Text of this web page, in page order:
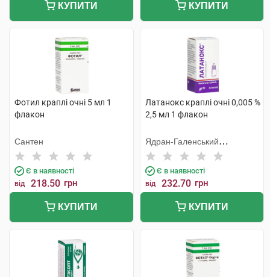
КУПИТИ КУПИТИ
Фотил краплі очні 5 мл 1
флакон
Сантен
Є в наявності
від 218.50 грн
КУПИТИ
Латанокс краплі очні 0,005 %
2,5 мл 1 флакон
Ядран-Галенський
Лабораторій
Є в наявності
від 232.70 грн
КУПИТИ